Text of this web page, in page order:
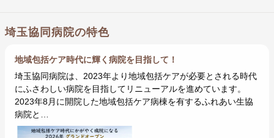
埼玉協同病院の特色
地域包括ケア時代に輝く病院を目指して！
埼玉協同病院は、2023年より地域包括ケアが必要とされる時代
にふさわしい病院を目指してリニューアルを進めています。
2023年8月に開院した地域包括ケア病棟を有するふれあい生協
病院と…